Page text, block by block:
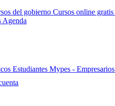
del gobierno Cursos online gratis
Agenda
Estudiantes Mypes - Empresarios